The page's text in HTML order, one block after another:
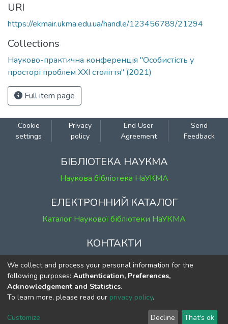
URI
https://ekmair.ukma.edu.ua/handle/123456789/21294
Collections
Науково-практична конференція "Особистість у
просторі проблем ХХІ століття" (2021)
Full item page
Cookie
settings
Privacy
policy
End User
Agreement
Send
Feedback
БІБЛІОТЕКА НАУКМА
Наукова бібліотека НаУКМА
ЕЛЕКТРОННИЙ КАТАЛОГ
Каталог Наукової бібліотеки НаУКМА
КОНТАКТИ
м. Київ, вул. Григорія Сковороди, 2
к. 1, к. 120
тел. (044) 463-69-31
ekmair@ukma.edu.ua
We collect and process your personal information for the
following purposes: Authentication, Preferences,
Acknowledgement and Statistics.
To learn more, please read our privacy policy.
Customize Decline That's ok